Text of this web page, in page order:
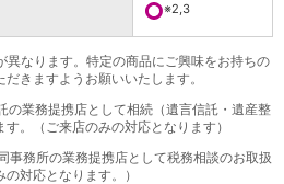
※2,3
異なります。特定の商品にご興味をお持ちの
きますようお願いいたします。
の業務提携店として相続（遺言信託・遺産整
。（ご来店のみの対応となります）
事務所の業務提携店として税務相談のお取扱
対応となります。）